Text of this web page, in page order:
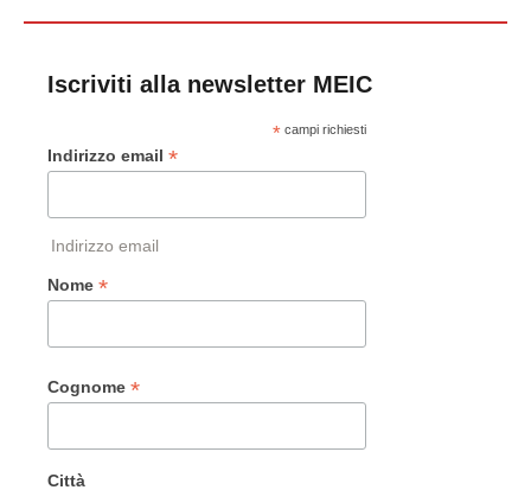
Iscriviti alla newsletter MEIC
*campi richiesti
Indirizzo email *
Indirizzo email
Nome *
Cognome *
Città